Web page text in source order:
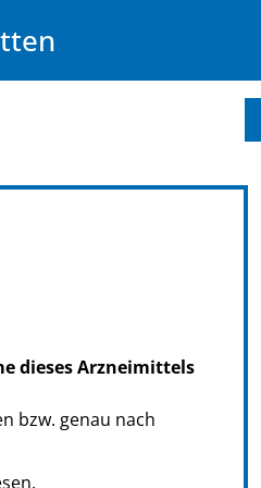
dieses Arzneimittels
bzw. genau nach